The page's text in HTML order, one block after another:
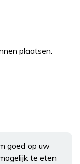
plaatsen.
goed op uw
te eten